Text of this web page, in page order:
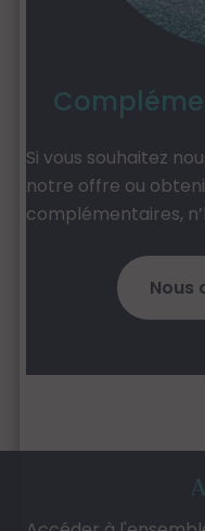
Si vous souhaitez
notre offre ou
complémentaires,
Nous